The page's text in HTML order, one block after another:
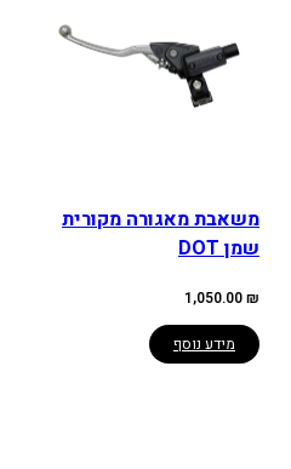
משאבת מאגורה מקורית
שמן DOT
1,050.00₪
מידע נוסף